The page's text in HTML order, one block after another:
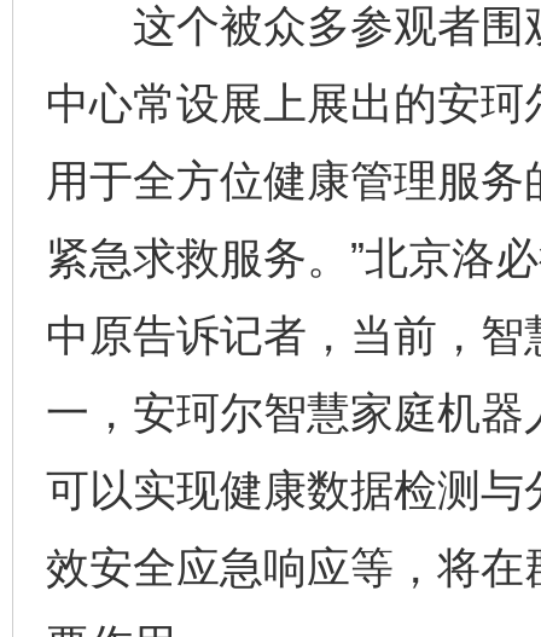
这个被众多参观者围
中心常设展上展出的安
用于全方位健康管理服
紧急求救服务。”北京洛
中原告诉记者，当前，
一，安珂尔智慧家庭机
可以实现健康数据检测
效安全应急响应等，将